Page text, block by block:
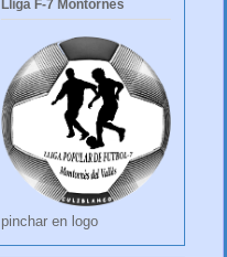
Lliga F-7 Montornès
pinchar en logo